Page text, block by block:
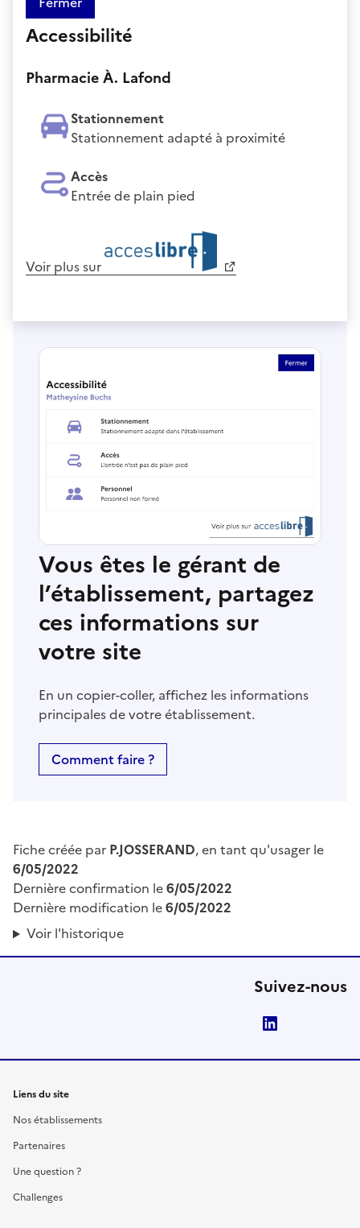
Accessibilité
Pharmacie À. Lafond
Stationnement
Stationnement adapté à proximité
Accès
Entrée de plain pied
Voir plus sur
Vous êtes le gérant de
l’établissement, partagez
ces informations sur
votre site
En un copier-coller, affichez les informations
principales de votre établissement.
Comment faire ?
Fiche créée par P.JOSSERAND, en tant qu'usager le
6/05/2022
Dernière confirmation le6/05/2022
Dernière modification le6/05/2022
Voir l'historique
Suivez-nous
Liens du site
Nos établissements
Partenaires
Une question ?
Challenges